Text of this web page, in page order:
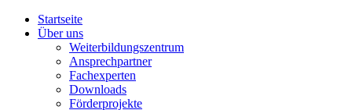
Startseite
Über uns
Weiterbildungszentrum
Ansprechpartner
Fachexperten
Downloads
Förderprojekte